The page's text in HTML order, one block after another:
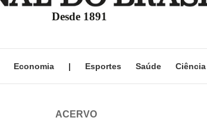
Desde 1891
Economia | Esportes Saúde Ciência
ACERVO